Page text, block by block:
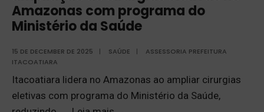
Amazonas com programa do
Ministério da Saúde
15 DE DECEMBER DE 2025 | SAÚDE |
ASSESSORIA PREFEITURA
ITACOATIARA
Itacoatiara lidera no Amazonas ao ampliar cirurgias
eletivas com programa do Ministério da Saúde,